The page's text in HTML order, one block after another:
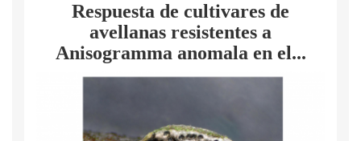
Respuesta de cultivares de
avellanas resistentes a
Anisogramma anomala en el...